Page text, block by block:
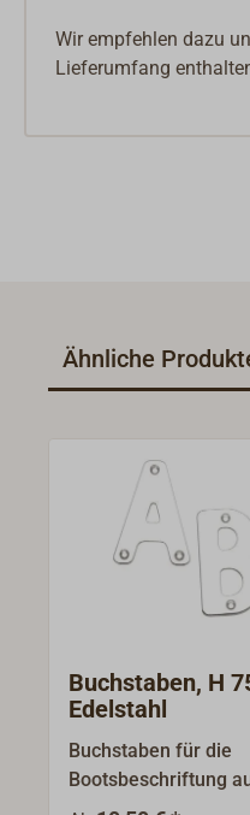
Wir empfehlen dazu
Lieferumfang
Ähnliche
Buchstaben, H
Edelstahl
Buchstaben für die
Bootsbeschriftung
Edelstahl. Lieferung